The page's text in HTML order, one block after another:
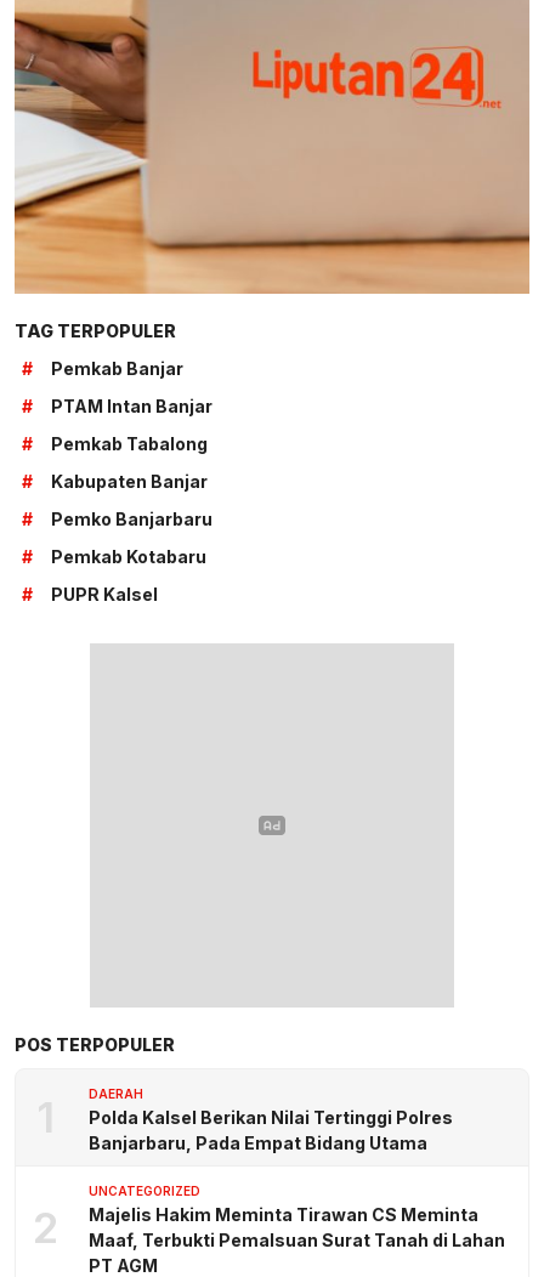
TAG TERPOPULER
#
Pemkab Banjar
#
PTAM Intan Banjar
#
Pemkab Tabalong
#
Kabupaten Banjar
#
Pemko Banjarbaru
#
Pemkab Kotabaru
#
PUPR Kalsel
POS TERPOPULER
1 DAERAH
Polda Kalsel Berikan Nilai Tertinggi Polres
Banjarbaru, Pada Empat Bidang Utama
2
UNCATEGORIZED
Majelis Hakim Meminta Tirawan CS Meminta
Maaf, Terbukti Pemalsuan Surat Tanah di Lahan
PT AGM